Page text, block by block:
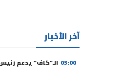
آخر الأخبار
03:00 الـ”كاف” يدعم